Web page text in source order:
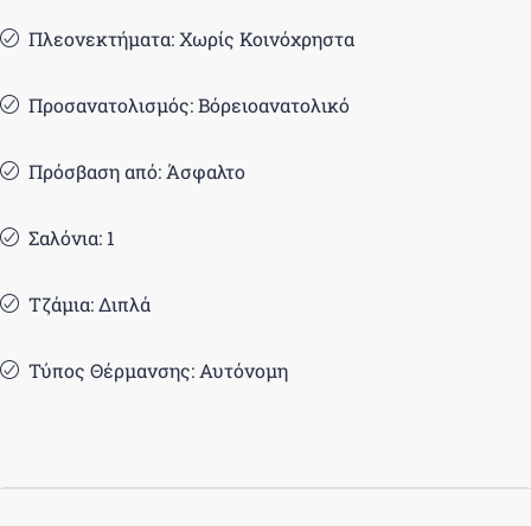
Πλεονεκτήματα: Χωρίς Κοινόχρηστα
Προσανατολισμός: Βόρειοανατολικό
Πρόσβαση από: Άσφαλτο
Σαλόνια: 1
Τζάμια: Διπλά
Τύπος Θέρμανσης: Αυτόνομη